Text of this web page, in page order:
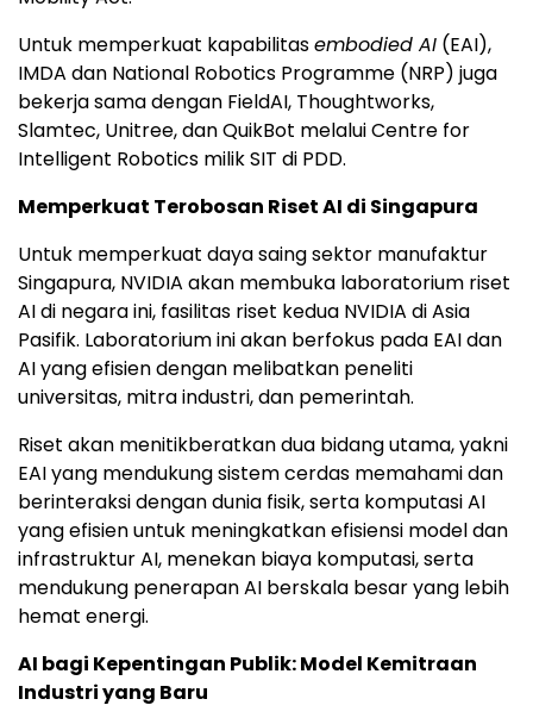
Untuk memperkuat kapabilitasembodied AI (EAI),
IMDA dan National Robotics Programme (NRP) juga
bekerja sama dengan FieldAI, Thoughtworks,
Slamtec, Unitree, dan QuikBot melalui Centre for
Intelligent Robotics milik SIT di PDD.
Memperkuat Terobosan Riset AI di Singapura
Untuk memperkuat daya saing sektor manufaktur
Singapura, NVIDIA akan membuka laboratorium riset
AI di negara ini, fasilitas riset kedua NVIDIA di Asia
Pasifik. Laboratorium ini akan berfokus pada EAI dan
AI yang efisien dengan melibatkan peneliti
universitas, mitra industri, dan pemerintah.
Riset akan menitikberatkan dua bidang utama, yakni
EAI yang mendukung sistem cerdas memahami dan
berinteraksi dengan dunia fisik, serta komputasi AI
yang efisien untuk meningkatkan efisiensi model dan
infrastruktur AI, menekan biaya komputasi, serta
mendukung penerapan AI berskala besar yang lebih
hemat energi.
AI bagi Kepentingan Publik: Model Kemitraan
Industri yang Baru